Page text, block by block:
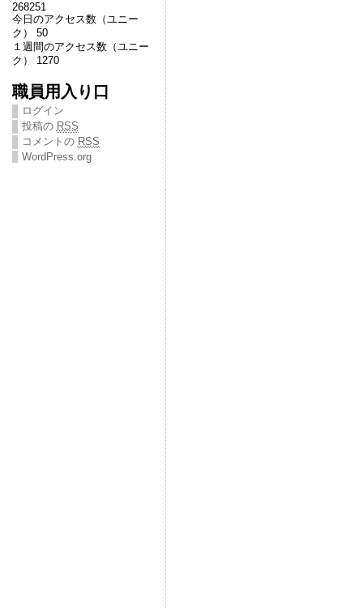
268251
今日のアクセス数（ユニー
ク） 50
１週間のアクセス数（ユニー
ク） 1270
職員用入り口
ログイン
投稿の RSS
コメントの RSS
WordPress.org